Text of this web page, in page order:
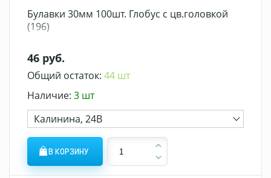
Булавки 30мм 100шт. Глобус с цв.головкой
(196)
46 руб.
Общий остаток: 44 шт
Наличие: 3 шт
Калинина, 24В
В КОРЗИНУ